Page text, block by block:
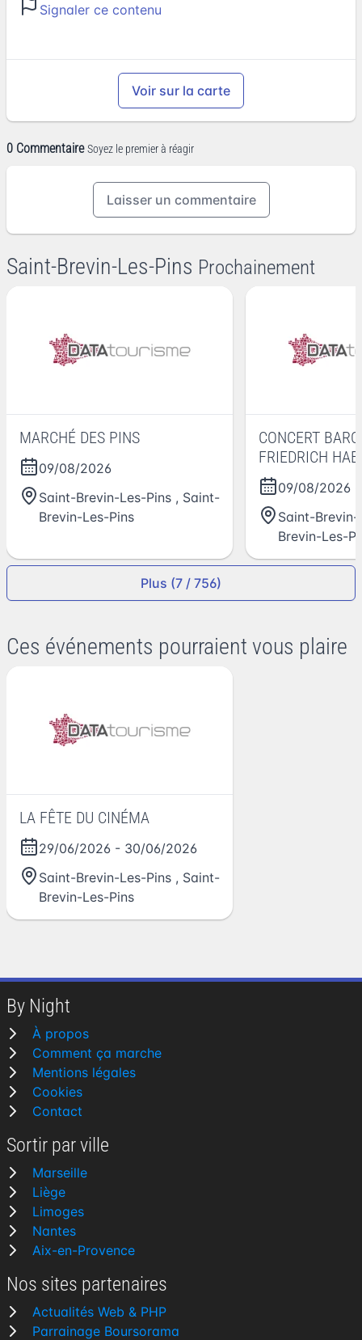
Signaler ce contenu
Voir sur la carte
0 Commentaire Soyez le premier à réagir
Laisser un commentaire
Saint-Brevin-Les-Pins Prochainement
MARCHÉ DES PINS
09/08/2026
Saint-Brevin-Les-Pins , Saint-
Brevin-Les-Pins
CONCERT
FRIEDRICH
09/08/2026
Saint-Brevin-
Brevin-Les-
Plus (7 / 756)
Ces événements pourraient vous plaire
LA FÊTE DU CINÉMA
29/06/2026 - 30/06/2026
Saint-Brevin-Les-Pins , Saint-
Brevin-Les-Pins
By Night
À propos
Comment ça marche
Mentions légales
Cookies
Contact
Sortir par ville
Marseille
Liège
Limoges
Nantes
Aix-en-Provence
Nos sites partenaires
Actualités Web & PHP
Parrainage Boursorama